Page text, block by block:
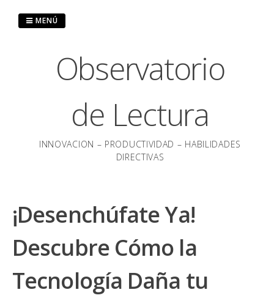
Observatorio
de Lectura
INNOVACION – PRODUCTIVIDAD – HABILIDADES
DIRECTIVAS
MENÚ
¡Desenchúfate Ya!
Descubre Cómo la
Tecnología Daña tu